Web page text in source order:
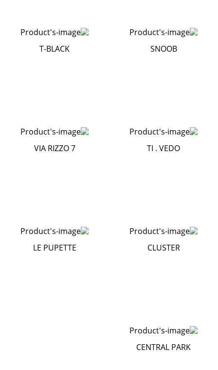
SNOOB
T-BLACK
TI . VEDO
VIA RIZZO 7
CLUSTER
LE PUPETTE
CENTRAL PARK